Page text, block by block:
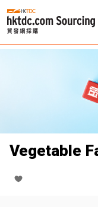
Vegetable